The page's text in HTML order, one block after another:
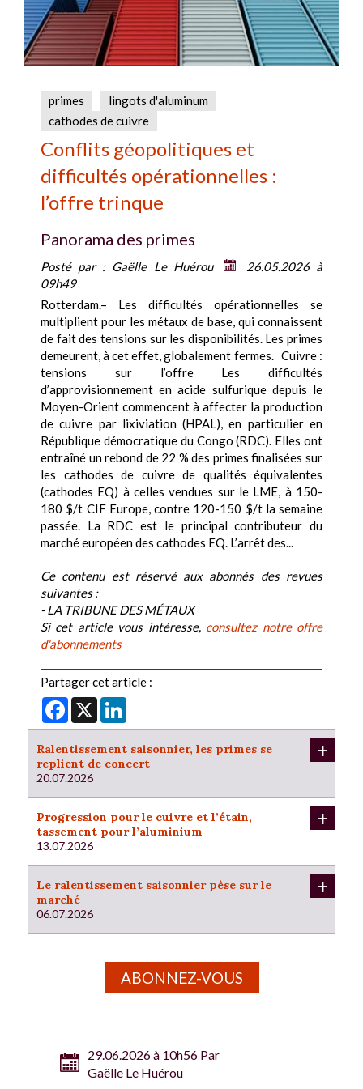
primes
lingots d'aluminum
cathodes de cuivre
Conflits géopolitiques et
difficultés opérationnelles :
l’offre trinque
Panorama des primes
Posté par : Gaëlle Le Huérou
26.05.2026 à
09h49
Rotterdam.– Les difficultés opérationnelles se
multiplient pour les métaux de base, qui connaissent
de fait des tensions sur les disponibilités. Les primes
demeurent, à cet effet, globalement fermes. Cuivre :
tensions sur l’offre Les difficultés
d’approvisionnement en acide sulfurique depuis le
Moyen-Orient commencent à affecter la production
de cuivre par lixiviation (HPAL), en particulier en
République démocratique du Congo (RDC). Elles ont
entraîné un rebond de 22 % des primes finalisées sur
les cathodes de cuivre de qualités équivalentes
(cathodes EQ) à celles vendues sur le LME, à 150-
180 $/t CIF Europe, contre 120-150 $/t la semaine
passée. La RDC est le principal contributeur du
marché européen des cathodes EQ. L’arrêt des...
Ce contenu est réservé aux abonnés des revues
suivantes :
- LA TRIBUNE DES MÉTAUX
Si cet article vous intéresse, consultez notre offre
d'abonnements
Partager cet article :
Facebook
X
Ralentissement saisonnier, les primes se
replient de concert
20.07.2026
+
Progression pour le cuivre et l’étain,
tassement pour l’aluminium
13.07.2026
+
Le ralentissement saisonnier pèse sur le
marché
06.07.2026
+
ABONNEZ-VOUS
29.06.2026 à 10h56 Par
Gaëlle Le Huérou